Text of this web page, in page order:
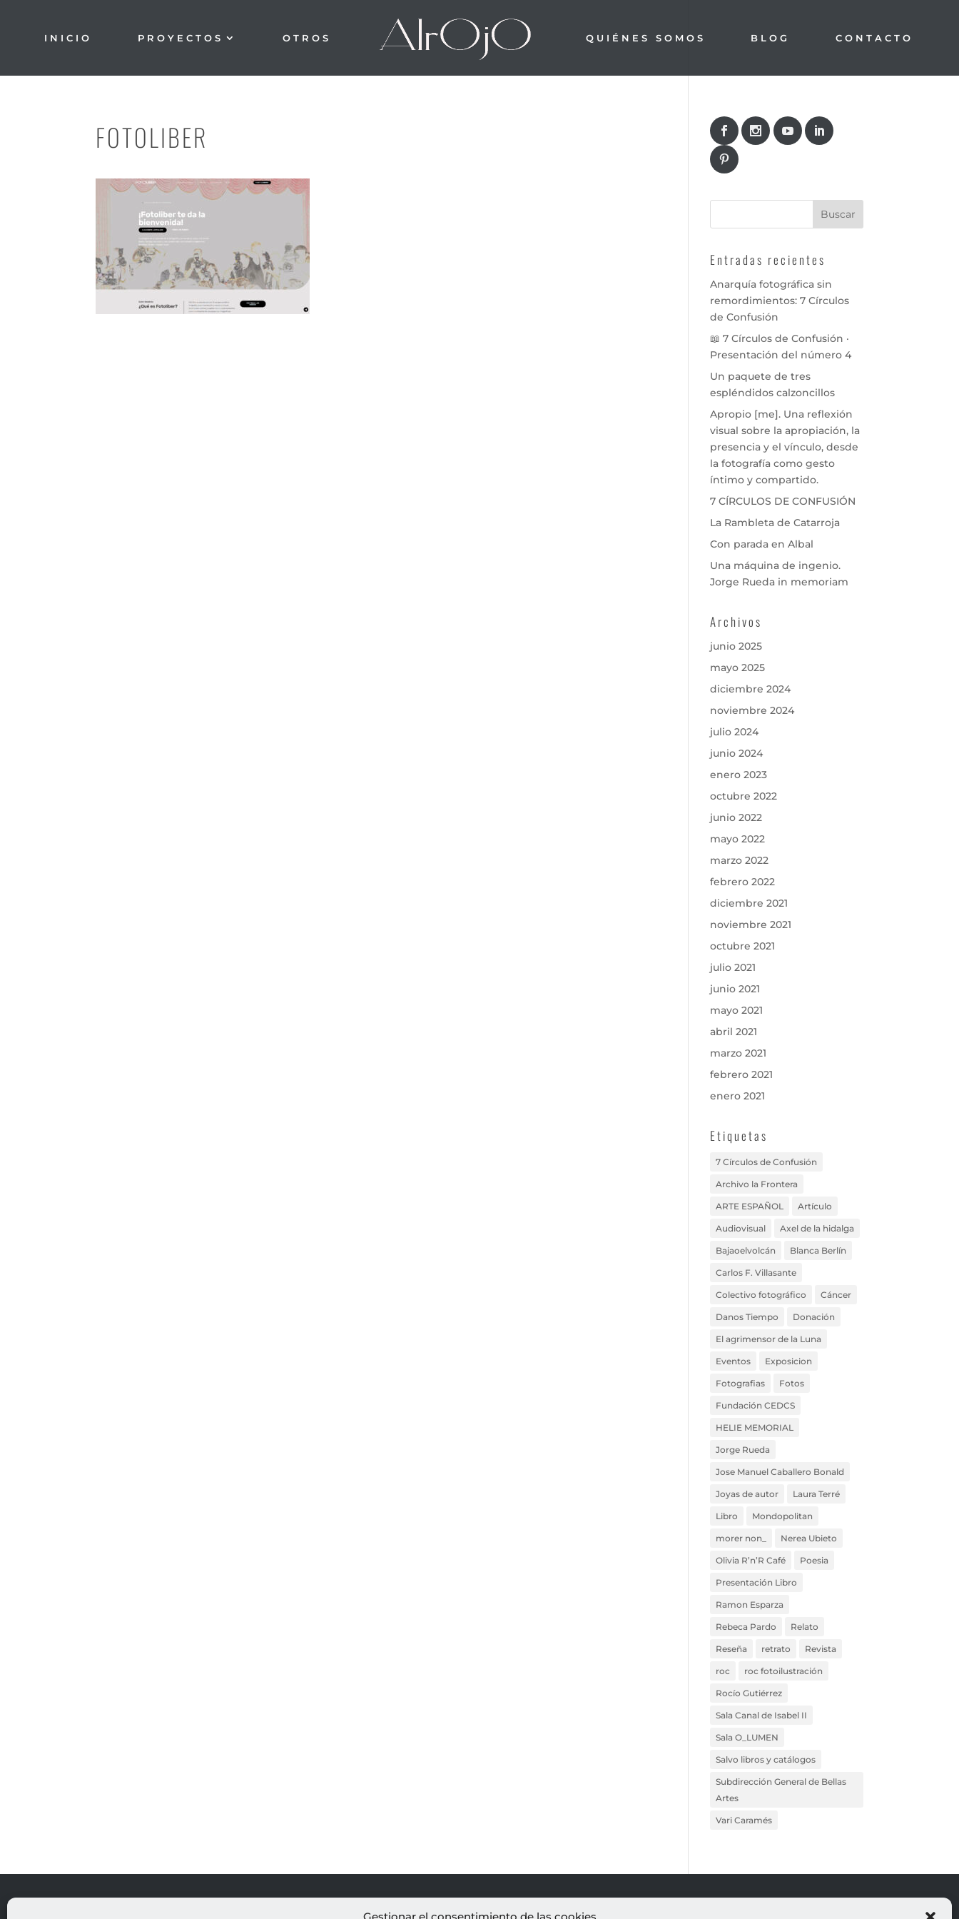
INICIO PROYECTOS OTROS QUIÉNES SOMOS BLOG CONTACTO
FOTOLIBER
Entradas recientes
Anarquía fotográfica sin
remordimientos: 7 Círculos
de Confusión
📖 7 Círculos de Confusión ·
Presentación del número 4
Un paquete de tres
espléndidos calzoncillos
Apropio [me]. Una reflexión
visual sobre la apropiación, la
presencia y el vínculo, desde
la fotografía como gesto
íntimo y compartido.
7 CÍRCULOS DE CONFUSIÓN
La Rambleta de Catarroja
Con parada en Albal
Una máquina de ingenio.
Jorge Rueda in memoriam
Archivos
junio 2025
mayo 2025
diciembre 2024
noviembre 2024
julio 2024
junio 2024
enero 2023
octubre 2022
junio 2022
mayo 2022
marzo 2022
febrero 2022
diciembre 2021
noviembre 2021
octubre 2021
julio 2021
junio 2021
mayo 2021
abril 2021
marzo 2021
febrero 2021
enero 2021
Etiquetas
7 Círculos de Confusión
Archivo la Frontera
ARTE ESPAÑOL Artículo
Audiovisual Axel de la hidalga
Bajaoelvolcán Blanca Berlín
Carlos F. Villasante
Colectivo fotográfico Cáncer
Danos Tiempo Donación
El agrimensor de la Luna
Eventos Exposicion
Fotografias Fotos
Fundación CEDCS
HELIE MEMORIAL
Jorge Rueda
Jose Manuel Caballero Bonald
Joyas de autor Laura Terré
Libro Mondopolitan
morer non_ Nerea Ubieto
Olivia R’n’R Café Poesia
Presentación Libro
Ramon Esparza
Rebeca Pardo Relato
Reseña retrato Revista
roc roc fotoilustración
Rocío Gutiérrez
Sala Canal de Isabel II
Sala O_LUMEN
Salvo libros y catálogos
Subdirección General de Bellas
Artes
Vari Caramés
PROYECTOS